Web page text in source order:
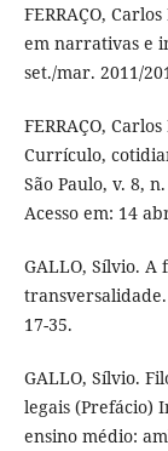
FERRAÇO,
em narrativas e
set./mar. 2011/
FERRAÇO,
Currículo,
São Paulo, v. 8,
Acesso em: 14
GALLO, Sílvio. A
17-35.
GALLO, Sílvio.
legais (Prefácio)
ensino médio: